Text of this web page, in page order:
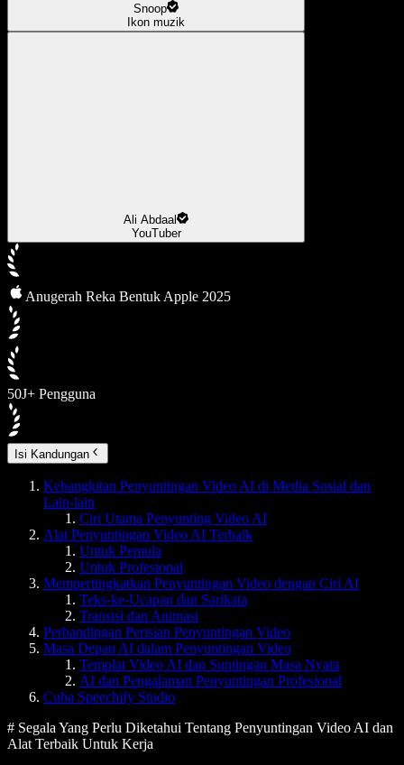
Snoop
Ikon muzik
Ali Abdaal
YouTuber
Anugerah Reka Bentuk Apple 2025
50J+ Pengguna
Isi Kandungan
Kebangkitan Penyuntingan Video AI di Media Sosial dan
Lain-lain
Ciri Utama Penyunting Video AI
Alat Penyuntingan Video AI Terbaik
Untuk Pemula
Untuk Profesional
Mempertingkatkan Penyuntingan Video dengan Ciri AI
Teks-ke-Ucapan dan Sarikata
Transisi dan Animasi
Perbandingan Perisian Penyuntingan Video
Masa Depan AI dalam Penyuntingan Video
Templat Video AI dan Suntingan Masa Nyata
AI dan Pengalaman Penyuntingan Profesional
Cuba Speechify Studio
# Segala Yang Perlu Diketahui Tentang Penyuntingan Video AI dan
Alat Terbaik Untuk Kerja